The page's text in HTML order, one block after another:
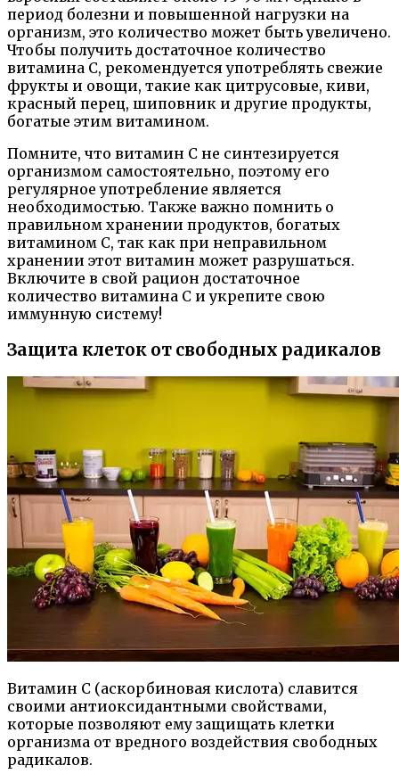
период болезни и повышенной нагрузки на
организм, это количество может быть увеличено.
Чтобы получить достаточное количество
витамина С, рекомендуется употреблять свежие
фрукты и овощи, такие как цитрусовые, киви,
красный перец, шиповник и другие продукты,
богатые этим витамином.
Помните, что витамин С не синтезируется
организмом самостоятельно, поэтому его
регулярное употребление является
необходимостью. Также важно помнить о
правильном хранении продуктов, богатых
витамином С, так как при неправильном
хранении этот витамин может разрушаться.
Включите в свой рацион достаточное
количество витамина С и укрепите свою
иммунную систему!
Защита клеток от свободных радикалов
Витамин C (аскорбиновая кислота) славится
своими антиоксидантными свойствами,
которые позволяют ему защищать клетки
организма от вредного воздействия свободных
радикалов.